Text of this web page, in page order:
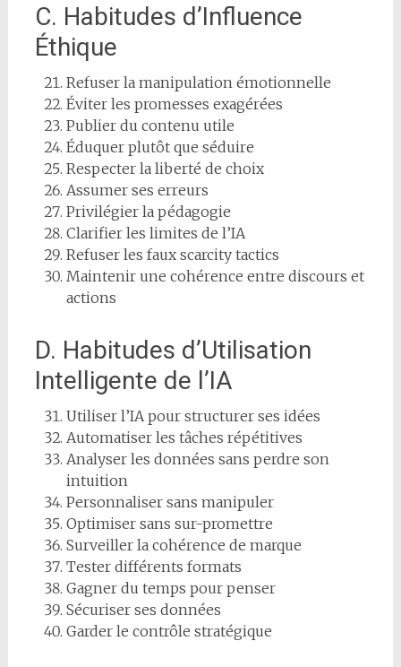
C. Habitudes d’Influence
Éthique
Refuser la manipulation émotionnelle
Éviter les promesses exagérées
Publier du contenu utile
Éduquer plutôt que séduire
Respecter la liberté de choix
Assumer ses erreurs
Privilégier la pédagogie
Clarifier les limites de l’IA
Refuser les faux scarcity tactics
Maintenir une cohérence entre discours et
actions
D. Habitudes d’Utilisation
Intelligente de l’IA
Utiliser l’IA pour structurer ses idées
Automatiser les tâches répétitives
Analyser les données sans perdre son
intuition
Personnaliser sans manipuler
Optimiser sans sur-promettre
Surveiller la cohérence de marque
Tester différents formats
Gagner du temps pour penser
Sécuriser ses données
Garder le contrôle stratégique